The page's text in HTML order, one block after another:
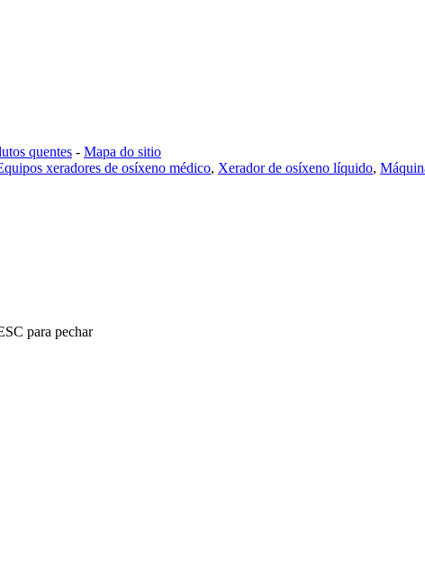
quentes - Mapa do sitio
xeradores de osíxeno médico, Xerador de osíxeno líquido,
para pechar